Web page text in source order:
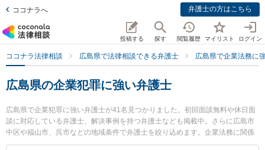
ココナラへ 弁護士の方はこちら
投稿する 探す 閲覧履歴 マイリスト ログイン
ココナラ法律相談 広島県で法律相談できる弁護士 広島県で企業法務に
広島県の企業犯罪に強い弁護士
広島県で企業犯罪に強い弁護士が41名見つかりました。初回面談無料や休日面
談に対応している弁護士、解決事例を持つ弁護士なども掲載中。さらに広島市
中区や福山市、呉市などの地域条件で弁護士を絞り込めます。企業法務に関係
する顧問弁護士契約や契約書作成・リーガルチェック、雇用契約書・就業規則